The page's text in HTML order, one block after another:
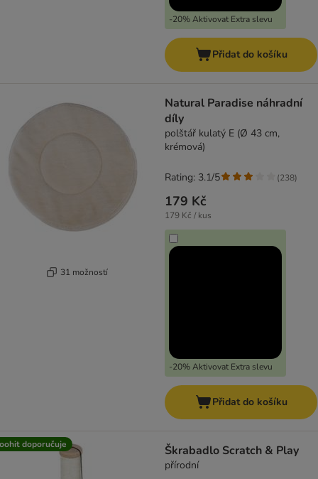
-20% Aktivovat Extra slevu
Přidat do košíku
31 možností
Natural Paradise náhradní
díly
polštář kulatý E (Ø 43 cm,
krémová)
179 Kč
179 Kč / kus
-20% Aktivovat Extra slevu
Rating: 3.1/5 (238)
Přidat do košíku
doporučuje Škrabadlo Scratch & Play
přírodní